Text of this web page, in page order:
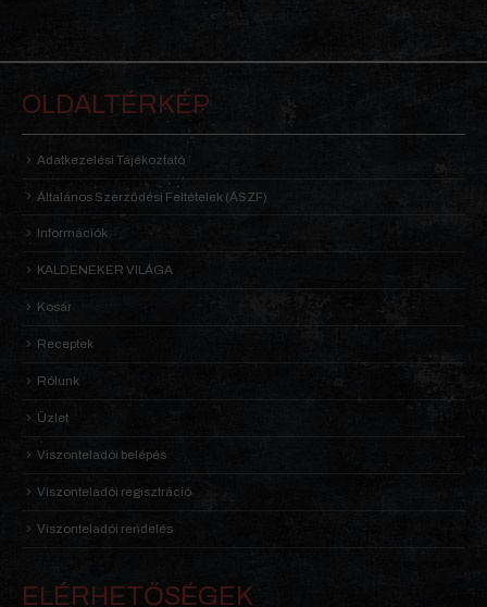
OLDALTÉRKÉP
Adatkezelési Tájékoztató
Általános Szerződési Feltételek (ÁSZF)
Információk
KALDENEKER VILÁGA
Kosár
Receptek
Rólunk
Üzlet
Viszonteladói belépés
Viszonteladói regisztráció
Viszonteladói rendelés
ELÉRHETŐSÉGEK